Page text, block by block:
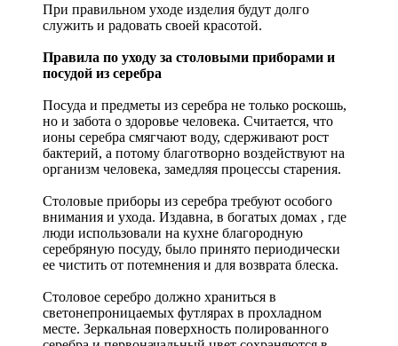
При правильном уходе изделия будут долго
служить и радовать своей красотой.
Правила по уходу за столовыми приборами и
посудой из серебра
Посуда и предметы из серебра не только роскошь,
но и забота о здоровье человека. Считается, что
ионы серебра смягчают воду, сдерживают рост
бактерий, а потому благотворно воздействуют на
организм человека, замедляя процессы старения.
Столовые приборы из серебра требуют особого
внимания и ухода. Издавна, в богатых домах , где
люди использовали на кухне благородную
серебряную посуду, было принято периодически
ее чистить от потемнения и для возврата блеска.
Столовое серебро должно храниться в
светонепроницаемых футлярах в прохладном
месте. Зеркальная поверхность полированного